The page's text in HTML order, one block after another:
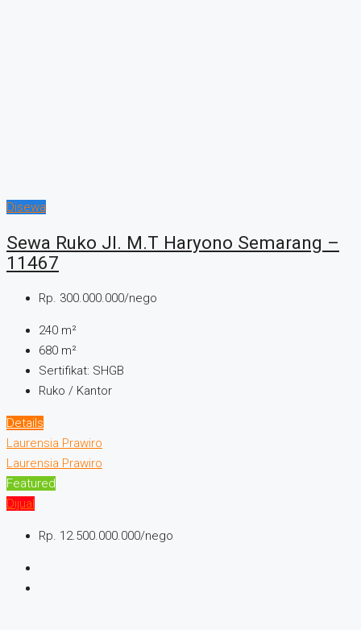
Disewa
Sewa Ruko Jl. M.T Haryono Semarang –
11467
Rp. 300.000.000/nego
240 m²
680 m²
Sertifikat: SHGB
Ruko / Kantor
Details
Laurensia Prawiro
Laurensia Prawiro
Featured
Dijual
Rp. 12.500.000.000/nego